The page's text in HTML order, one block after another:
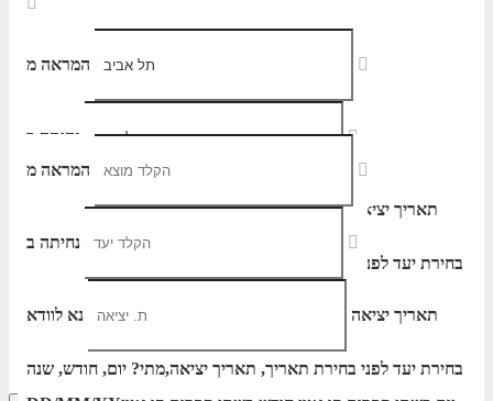
המראה מ
נחיתה ב
תאריך יציאה
בחירת יעד לפני בחירת תאריך,
המראה מ
נחיתה ב
תאריך יציאה נא לוודא
בחירת יעד לפני בחירת תאריך, תאריך יציאה,מתי? יום, חודש, שנה
הרכב נוסעים